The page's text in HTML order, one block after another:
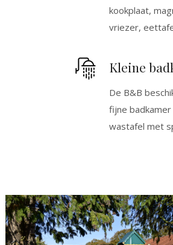
kookplaat,
vriezer,
Kleine
De B&B
fijne
wastafel met